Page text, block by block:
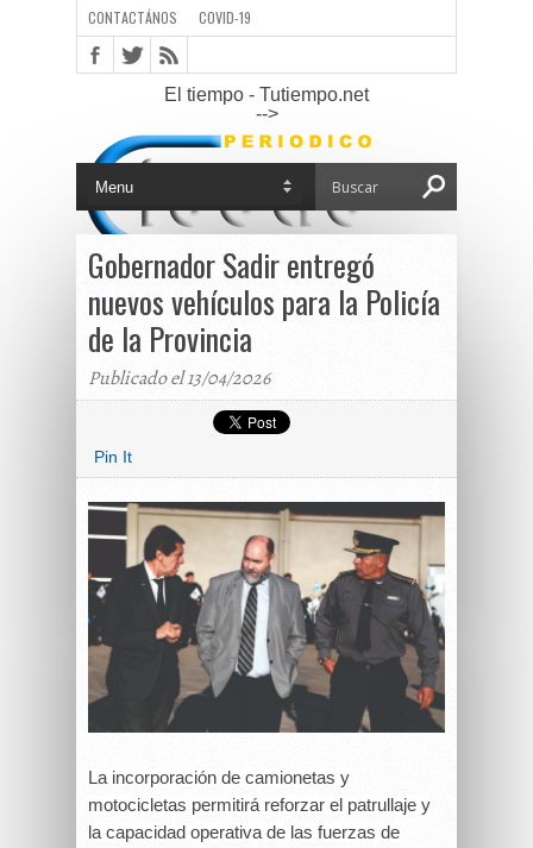
CONTACTÁNOS COVID-19
El tiempo - Tutiempo.net
-->
Gobernador Sadir entregó
nuevos vehículos para la Policía
de la Provincia
Publicado el 13/04/2026
Pin It
La incorporación de camionetas y
motocicletas permitirá reforzar el patrullaje y
la capacidad operativa de las fuerzas de